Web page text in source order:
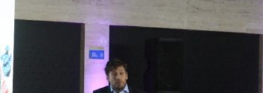
Columnas
Música Clásica
Especiales